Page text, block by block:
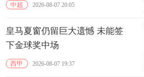
中超 2026-08-07 20:05
皇马夏窗仍留巨大遗憾 未能签
下金球奖中场
西甲 2026-08-07 19:37